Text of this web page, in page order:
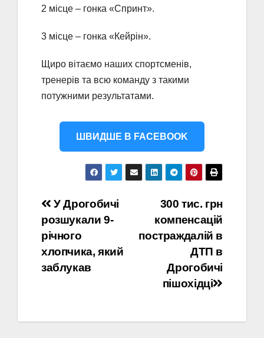
2 місце – гонка «Спринт».
3 місце – гонка «Кейрін».
Щиро вітаємо наших спортсменів,
тренерів та всю команду з такими
потужними результатами.
ШВИДШЕ В FACEBOOK
Навігація
записів
300 тис. грн
компенсацій
постраждалій в
ДТП в
Дрогобичі
пішохідці
У Дрогобичі
розшукали 9-
річного
хлопчика, який
заблукав